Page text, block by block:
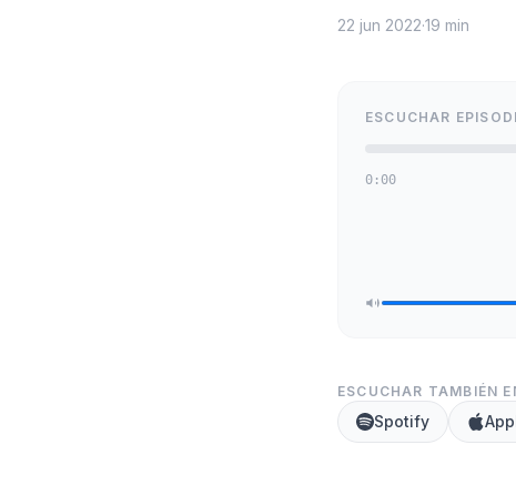
22 jun 2022·19 min
ESCUCHAR
0:00
ESCUCHAR TAMBIÉN
Spotify